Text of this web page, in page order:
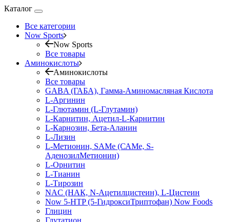
Каталог
Все категории
Now Sports
Now Sports
Все товары
Аминокислоты
Аминокислоты
Все товары
GABA (ГАБА), Гамма-Аминомасляная Кислота
L-Аргинин
L-Глютамин (L-Глутамин)
L-Карнитин, Ацетил-L-Карнитин
L-Карнозин, Бета-Аланин
L-Лизин
L-Метионин, SAMe (САМе, S-
АденозилМетионин)
L-Орнитин
L-Тианин
L-Тирозин
NAC (НАК, N-Ацетилцистеин), L-Цистеин
Now 5-HTP (5-ГидроксиТриптофан) Now Foods
Глицин
Глутатион